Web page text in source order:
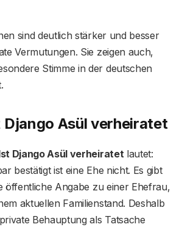
sind deutlich stärker und besser
Vermutungen. Sie zeigen auch,
Stimme in der deutschen
Django Asül verheiratet
Django Asül verheiratetlautet:
bestätigt ist eine Ehe nicht. Es gibt
öffentliche Angabe zu einer Ehefrau,
aktuellen Familienstand. Deshalb
Behauptung als Tatsache